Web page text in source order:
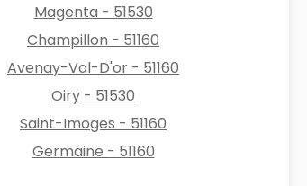
Magenta - 51530
Champillon - 51160
Avenay-Val-D'or - 51160
Oiry - 51530
Saint-Imoges - 51160
Germaine - 51160